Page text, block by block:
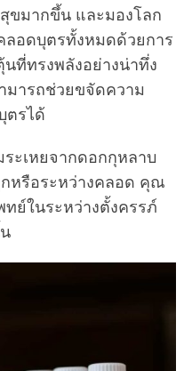
มากขึ้น และมองโลก
ลอดบุตรทั้งหมดด้วยการ
ที่ทรงพลังอย่างน่าทึ่ง
มารถช่วยขจัดความ
ตรได้
ะเหยจากดอกกุหลาบ
หรือระหว่างคลอด คุณ
ย์ในระหว่างตั้งครรภ์